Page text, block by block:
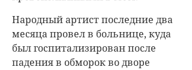
Народный артист последние два
месяца провел в больнице, куда
был госпитализирован после
падения в обморок во дворе